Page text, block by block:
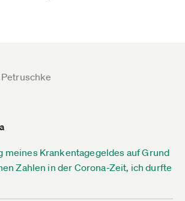
Petruschke
meines Krankentagegeldes auf Grund
Zahlen in der Corona-Zeit, ich durfte